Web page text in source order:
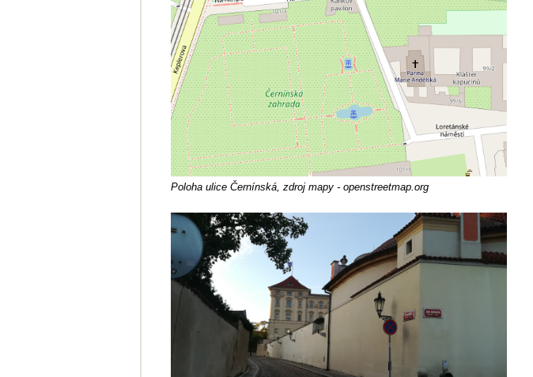
Poloha ulice Černínská, zdroj mapy - openstreetmap.org